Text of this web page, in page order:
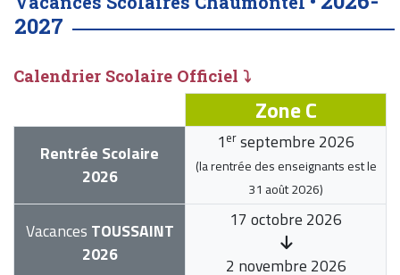
2027
Calendrier Scolaire Officiel ⤵
Zone C
Rentrée Scolaire
2026
1 er septembre 2026
(la rentrée des enseignants est le
31 août 2026)
Vacances TOUSSAINT
2026
17 octobre 2026
2 novembre 2026